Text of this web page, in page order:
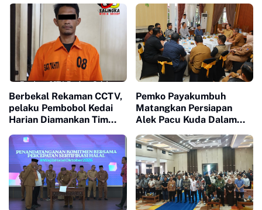
Berbekal Rekaman CCTV,
pelaku Pembobol Kedai
Harian Diamankan Tim
Payakumbuh
Pemko Payakumbuh
Matangkan Persiapan
Alek Pacu Kuda Dalam